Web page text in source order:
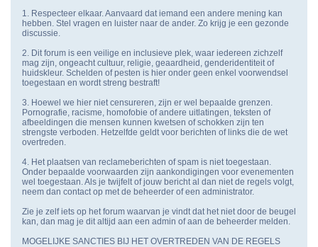
1. Respecteer elkaar. Aanvaard dat iemand een andere mening kan
hebben. Stel vragen en luister naar de ander. Zo krijg je een gezonde
discussie.
2. Dit forum is een veilige en inclusieve plek, waar iedereen zichzelf
mag zijn, ongeacht cultuur, religie, geaardheid, genderidentiteit of
huidskleur. Schelden of pesten is hier onder geen enkel voorwendsel
toegestaan en wordt streng bestraft!
3. Hoewel we hier niet censureren, zijn er wel bepaalde grenzen.
Pornografie, racisme, homofobie of andere uitlatingen, teksten of
afbeeldingen die mensen kunnen kwetsen of schokken zijn ten
strengste verboden. Hetzelfde geldt voor berichten of links die de wet
overtreden.
4. Het plaatsen van reclameberichten of spam is niet toegestaan.
Onder bepaalde voorwaarden zijn aankondigingen voor evenementen
wel toegestaan. Als je twijfelt of jouw bericht al dan niet de regels volgt,
neem dan contact op met de beheerder of een administrator.
Zie je zelf iets op het forum waarvan je vindt dat het niet door de beugel
kan, dan mag je dit altijd aan een admin of aan de beheerder melden.
MOGELIJKE SANCTIES BIJ HET OVERTREDEN VAN DE REGELS